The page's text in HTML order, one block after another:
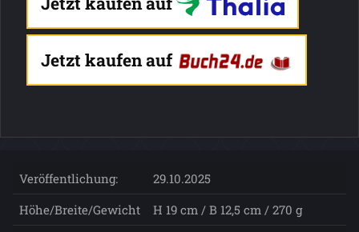
Jetzt kaufen auf
Veröffentlichung:
29.10.2025
Höhe/Breite/Gewicht
H 19 cm / B 12,5 cm / 270 g